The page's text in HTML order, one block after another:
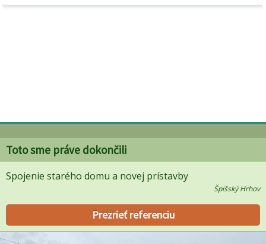
Toto sme práve dokončili
Spojenie starého domu a novej prístavby
Špišský Hrhov
Prezrieť referenciu